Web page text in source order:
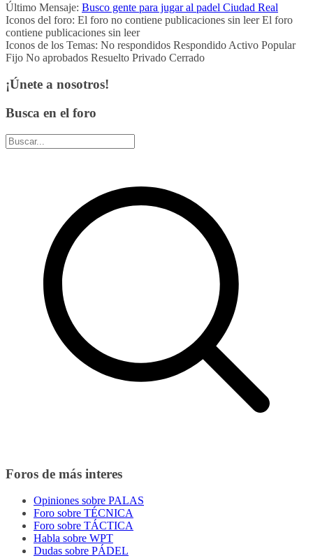
Último Mensaje: Busco gente para jugar al padel Ciudad Real
Iconos del foro: El foro no contiene publicaciones sin leer El foro
contiene publicaciones sin leer
Iconos de los Temas: No respondidos Respondido Activo Popular
Fijo No aprobados Resuelto Privado Cerrado
¡Únete a nosotros!
Busca en el foro
Foros de más interes
Opiniones sobre PALAS
Foro sobre TÉCNICA
Foro sobre TÁCTICA
Habla sobre WPT
Dudas sobre PÁDEL